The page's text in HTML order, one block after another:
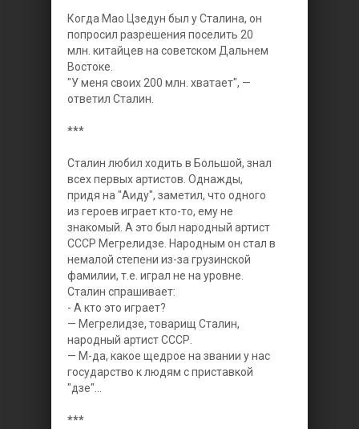
Когда Мао Цзедун был у Сталина, он
попросил разрешения поселить 20
млн. китайцев на советском Дальнем
Востоке.
"У меня своих 200 млн. хватает", —
ответил Сталин.
***
Сталин любил ходить в Большой, знал
всех первых артистов. Однажды,
придя на "Аиду", заметил, что одного
из героев играет кто-то, ему не
знакомый. А это был народный артист
СССР Мегрелидзе. Народным он стал в
немалой степени из-за грузинской
фамилии, т.е. играл не на уровне.
Сталин спрашивает:
- А кто это играет?
— Мегрелидзе, товарищ Сталин,
народный артист СССР.
— М-да, какое щедрое на звании у нас
государство к людям с приставкой
"дзе"...
***